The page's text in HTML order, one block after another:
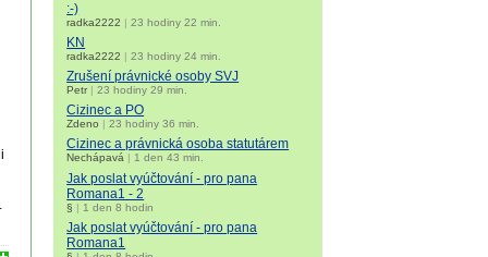
:-)
radka2222 |23 hodiny 22 min.
KN
radka2222 |23 hodiny 24 min.
Zrušení právnické osoby SVJ
Petr|23 hodiny 29 min.
Cizinec a PO
Zdeno |23 hodiny 36 min.
Cizinec a právnická osoba statutárem
Nechápavá 1 den 43 min.
Jak poslat vyúčtování - pro pana
Romana1 - 2
§ | 1 den 8 hodin
Jak poslat vyúčtování - pro pana
Romana1